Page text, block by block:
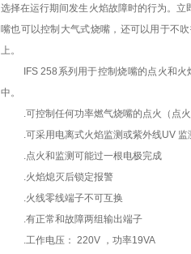
选择在运行期间发生火焰故障时的行为。
嘴也可以控制大气式烧嘴，还可以用于不
上。
IFS 258系列用于控制烧嘴的点火和
中。
.可控制任何功率燃气烧嘴的点火（点
.可采用电离式火焰监测或紫外线UV 监
.点火和监测可能过一根电极完成
.火焰熄灭后锁定报警
.火线零线端子不可互换
.有正常和故障两组输出端子
.工作电压： 220V ，功率19VA